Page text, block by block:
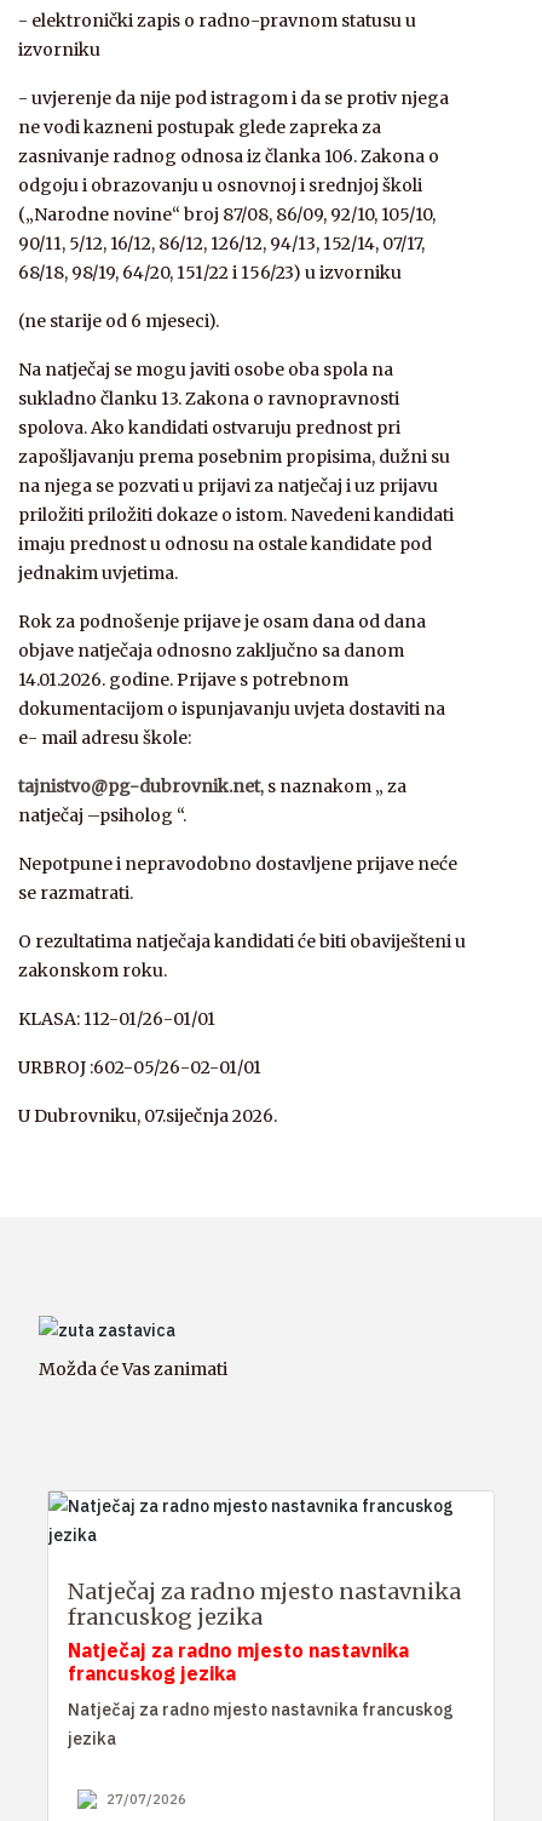
- elektronički zapis o radno-pravnom statusu u
izvorniku
- uvjerenje da nije pod istragom i da se protiv njega
ne vodi kazneni postupak glede zapreka za
zasnivanje radnog odnosa iz članka 106. Zakona o
odgoju i obrazovanju u osnovnoj i srednjoj školi
(„Narodne novine“ broj 87/08, 86/09, 92/10, 105/10,
90/11, 5/12, 16/12, 86/12, 126/12, 94/13, 152/14, 07/17,
68/18, 98/19, 64/20, 151/22 i 156/23) u izvorniku
(ne starije od 6 mjeseci).
Na natječaj se mogu javiti osobe oba spola na
sukladno članku 13. Zakona o ravnopravnosti
spolova. Ako kandidati ostvaruju prednost pri
zapošljavanju prema posebnim propisima, dužni su
na njega se pozvati u prijavi za natječaj i uz prijavu
priložiti priložiti dokaze o istom. Navedeni kandidati
imaju prednost u odnosu na ostale kandidate pod
jednakim uvjetima.
Rok za podnošenje prijave je osam dana od dana
objave natječaja odnosno zaključno sa danom
14.01.2026. godine. Prijave s potrebnom
dokumentacijom o ispunjavanju uvjeta dostaviti na
e- mail adresu škole:
tajnistvo@pg-dubrovnik.net, s naznakom „ za
natječaj –psiholog “.
Nepotpune i nepravodobno dostavljene prijave neće
se razmatrati.
O rezultatima natječaja kandidati će biti obaviješteni u
zakonskom roku.
KLASA: 112-01/26-01/01
URBROJ :602-05/26-02-01/01
U Dubrovniku, 07.siječnja 2026.
Možda će Vas zanimati
Natječaj za radno mjesto nastavnika
francuskog jezika
Natječaj za radno mjesto nastavnika
francuskog jezika
Natječaj za radno mjesto nastavnika francuskog
jezika
27/07/2026